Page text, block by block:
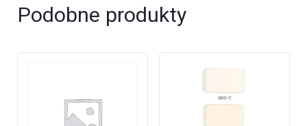
proszku
25kg
Podobne produkty